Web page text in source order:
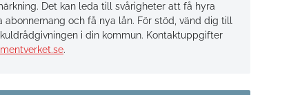
Det kan leda till svårigheter att få hyra
abonnemang och få nya lån. För stöd, vänd dig till
i din kommun. Kontaktuppgifter
.